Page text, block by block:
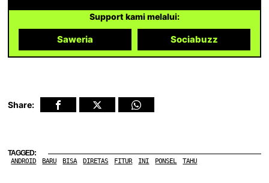
Support kami melalui:
Saweria Sociabuzz
Share:
TAGGED:
ANDROID BARU BISA DIRETAS FITUR INI PONSEL TAHU